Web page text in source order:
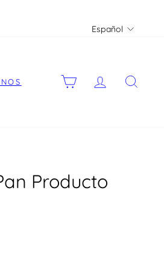
Idioma
Español
ACCEDER
CARRITO
Producto